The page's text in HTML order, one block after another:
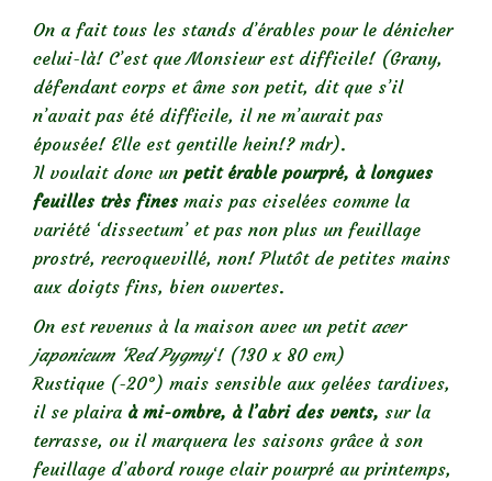
On a fait tous les stands d’érables pour le dénicher
celui-là! C’est que Monsieur est difficile! (Grany,
défendant corps et âme son petit, dit que s’il
n’avait pas été difficile, il ne m’aurait pas
épousée! Elle est gentille hein!? mdr).
Il voulait donc un petit érable pourpré, à longues
feuilles très fines mais pas ciselées comme la
variété ‘dissectum’ et pas non plus un feuillage
prostré, recroquevillé, non! Plutôt de petites mains
aux doigts fins, bien ouvertes.
On est revenus à la maison avec un petit acer
japonicum ‘Red Pygmy‘! (130 x 80 cm)
Rustique (-20°) mais sensible aux gelées tardives,
il se plaira à mi-ombre, à l’abri des vents, sur la
terrasse, ou il marquera les saisons grâce à son
feuillage d’abord rouge clair pourpré au printemps,